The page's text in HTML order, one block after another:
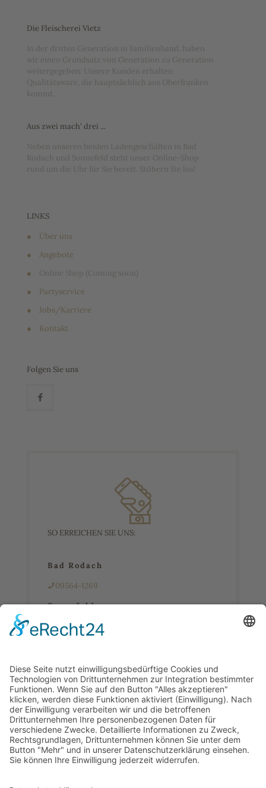
Die Fleischerei Vietz
In der dritten Generation in Familienhand, haben
wir einen Grundsatz von Generation zu Generation
weitergegeben: Unsere Kunden erhalten
Qualitätsware, die hauptsächlich aus Oberfranken
kommt.
Aus zwei mach' drei ...
Neben unseren beiden Ladengeschäften in Bad
Rodach und Sonnefeld steht unser Online-Shop
rund um die Uhr für Sie bereit. Stöbern Sie los!
LINKS
●
Über uns
●
Angebote
●
Online Shop (Coming soon)
●
Partyservice
●
Jobs/Karriere
●
Kontakt
Folgen Sie uns
SO ERREICHEN SIE UNS:
Bad Rodach
09564-1269
Sonnefeld
09562-400138
Wir freuen uns auf Ihren Kontakt!